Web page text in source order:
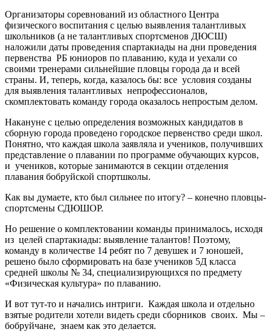
Организаторы соревнований из областного Центра
физического воспитания с целью выявления талантливых
школьников (а не талантливых спортсменов ДЮСШ)
наложили даты проведения спартакиады на дни проведения
первенства РБ юниоров по плаванию, куда и уехали со
своими тренерами сильнейшие пловцы города да и всей
страны. И, теперь, когда, казалось бы: все условия созданы
для выявления талантливых непрофессионалов,
скомплектовать команду города оказалось непростым делом.
Накануне с целью определения возможных кандидатов в
сборную города проведено городское первенство среди школ.
Понятно, что каждая школа заявляла и учеников, получивших
представление о плавании по программе обучающих курсов,
и учеников, которые занимаются в секции отделения
плавания бобруйской спортшколы.
Как вы думаете, кто был сильнее по итогу? – конечно пловцы-
спортсмены СДЮШОР.
Но решение о комплектовании команды принималось, исходя
из целей спартакиады: выявление талантов! Поэтому,
команду в количестве 14 ребят по 7 девушек и 7 юношей,
решено было сформировать на базе учеников 5Д класса
средней школы № 34, специализирующихся по предмету
«Физическая культура» по плаванию.
И вот тут-то и начались интриги. Каждая школа и отдельно
взятые родители хотели видеть среди сборников своих. Мы –
бобруйчане, знаем как это делается.